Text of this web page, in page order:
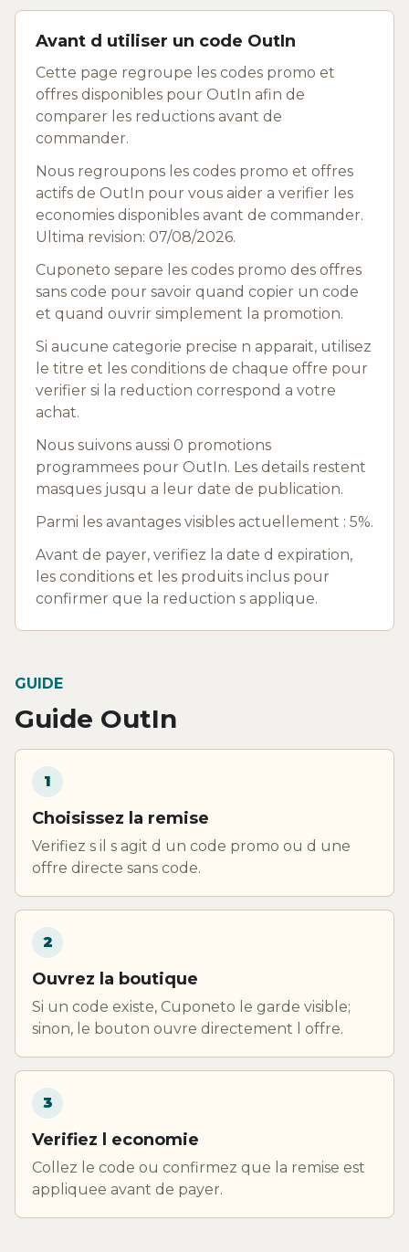
Avant d utiliser un code OutIn
Cette page regroupe les codes promo et
offres disponibles pour OutIn afin de
comparer les reductions avant de
commander.
Nous regroupons les codes promo et offres
actifs de OutIn pour vous aider a verifier les
economies disponibles avant de commander.
Ultima revision: 07/08/2026.
Cuponeto separe les codes promo des offres
sans code pour savoir quand copier un code
et quand ouvrir simplement la promotion.
Si aucune categorie precise n apparait, utilisez
le titre et les conditions de chaque offre pour
verifier si la reduction correspond a votre
achat.
Nous suivons aussi 0 promotions
programmees pour OutIn. Les details restent
masques jusqu a leur date de publication.
Parmi les avantages visibles actuellement : 5%.
Avant de payer, verifiez la date d expiration,
les conditions et les produits inclus pour
confirmer que la reduction s applique.
GUIDE
Guide OutIn
1
Choisissez la remise
Verifiez s il s agit d un code promo ou d une
offre directe sans code.
2
Ouvrez la boutique
Si un code existe, Cuponeto le garde visible;
sinon, le bouton ouvre directement l offre.
3
Verifiez l economie
Collez le code ou confirmez que la remise est
appliquee avant de payer.